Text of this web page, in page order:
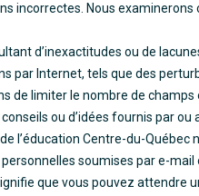
incorrectes. Nous examinerons
d’inexactitudes ou de
par Internet, tels que des
de limiter le nombre de
ou d’idées fournis par
l’éducation Centre-du-Québec
soumises par e-mail
que vous pouvez attendre